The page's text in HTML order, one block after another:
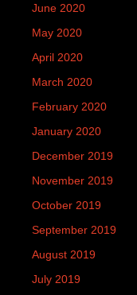
June 2020
May 2020
April 2020
March 2020
February 2020
January 2020
December 2019
November 2019
October 2019
September 2019
August 2019
July 2019